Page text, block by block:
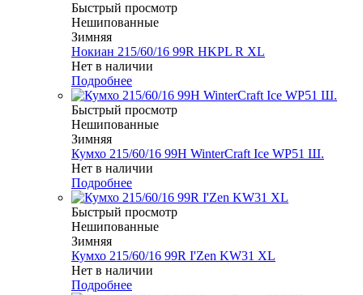
Быстрый просмотр
Нешипованные
Зимняя
Нокиан 215/60/16 99R HKPL R XL
Нет в наличии
Подробнее
Быстрый просмотр
Нешипованные
Зимняя
Кумхо 215/60/16 99H WinterCraft Ice WP51 Ш.
Нет в наличии
Подробнее
Быстрый просмотр
Нешипованные
Зимняя
Кумхо 215/60/16 99R I'Zen KW31 XL
Нет в наличии
Подробнее